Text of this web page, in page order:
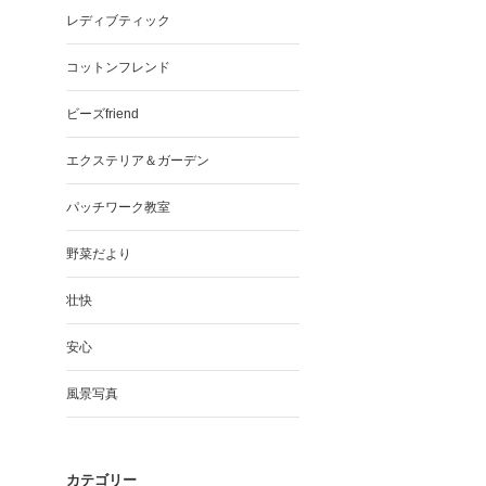
レディブティック
コットンフレンド
ビーズfriend
エクステリア＆ガーデン
パッチワーク教室
野菜だより
壮快
安心
風景写真
カテゴリー